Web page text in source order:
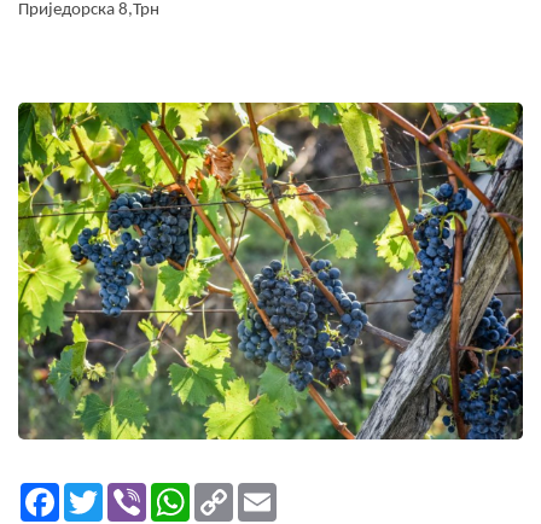
Приједорска 8,Трн
Facebook
TwitterViber WhatsApp
Copy
Link